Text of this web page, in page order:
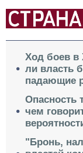
Ход боев в
ли власть
падающие
Опасность
чем
"Бронь,